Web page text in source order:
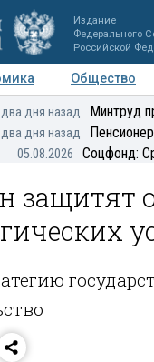
Издание
Федерального
Российской
Общество
Мнения
два дня назад Минтруд
два дня назад
05.08.2026 Соцфонд:
защитят